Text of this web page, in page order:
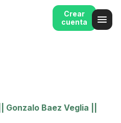
Crear
cuenta
Gonzalo Baez Veglia